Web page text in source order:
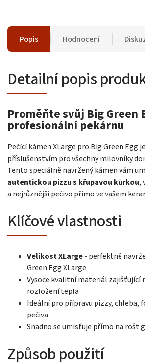
Popis Hodnocení
Detailní popis
Proměňte svůj Big Green
profesionální pekárnu
Pečící kámen XLarge pro Big Green Egg
příslušenstvím pro všechny milovníky
Tento speciálně navržený kámen vám
autentickou pizzu s křupavou kůrkou,
a nejrůznější pečivo přímo ve vašem
Klíčové vlastnosti
Velikost XLarge- perfektně
Green Egg XLarge
Vysoce kvalitní materiál zajišťující
rozložení tepla
Ideální pro přípravu pizzy, chleba,
pečiva
Snadno se umisťuje přímo na rošt
Způsob použití